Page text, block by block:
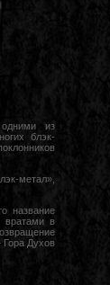
из
блэк-
метал»,
название
вратами в
Духов